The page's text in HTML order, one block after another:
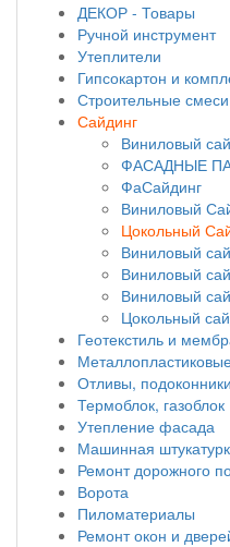
ДЕКОР - Товары
Ручной инструмент
Утеплители
Гипсокартон и
Строительные смеси
Сайдинг
Виниловый
ФАСАДНЫЕ
ФаСайдинг
Виниловый
Цокольный
Виниловый
Виниловый
Виниловый
Цокольный
Геотекстиль и
Отливы,
Термоблок, газоблок
Утепление фасада
Машинная
Ремонт дорожного
Ворота
Пиломатериалы
Ремонт окон и